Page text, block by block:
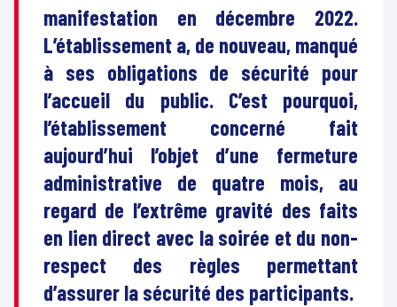
manifestation en décembre 2022.
L’établissement a, de nouveau, manqué
à ses obligations de sécurité pour
l’accueil du public. C’est pourquoi,
l’établissement concerné fait
aujourd’hui l’objet d’une fermeture
administrative de quatre mois, au
regard de l’extrême gravité des faits
en lien direct avec la soirée et du non-
respect des règles permettant
d’assurer la sécurité des participants.